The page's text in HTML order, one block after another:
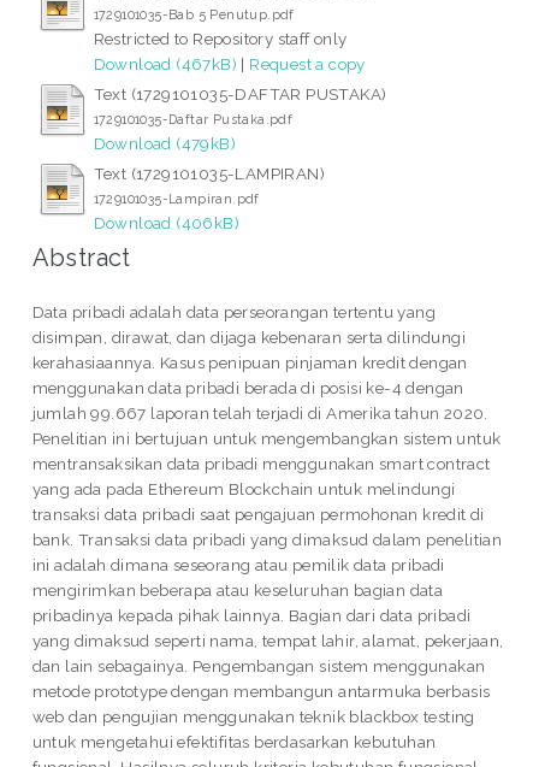
1729101035-Bab 5 Penutup.pdf
Restricted to Repository staff only
Download (467kB) | Request a copy
Text (1729101035-DAFTAR PUSTAKA)
1729101035-Daftar Pustaka.pdf
Download (479kB)
Text (1729101035-LAMPIRAN)
1729101035-Lampiran.pdf
Download (406kB)
Abstract
Data pribadi adalah data perseorangan tertentu yang
disimpan, dirawat, dan dijaga kebenaran serta dilindungi
kerahasiaannya. Kasus penipuan pinjaman kredit dengan
menggunakan data pribadi berada di posisi ke-4 dengan
jumlah 99.667 laporan telah terjadi di Amerika tahun 2020.
Penelitian ini bertujuan untuk mengembangkan sistem untuk
mentransaksikan data pribadi menggunakan smart contract
yang ada pada Ethereum Blockchain untuk melindungi
transaksi data pribadi saat pengajuan permohonan kredit di
bank. Transaksi data pribadi yang dimaksud dalam penelitian
ini adalah dimana seseorang atau pemilik data pribadi
mengirimkan beberapa atau keseluruhan bagian data
pribadinya kepada pihak lainnya. Bagian dari data pribadi
yang dimaksud seperti nama, tempat lahir, alamat, pekerjaan,
dan lain sebagainya. Pengembangan sistem menggunakan
metode prototype dengan membangun antarmuka berbasis
web dan pengujian menggunakan teknik blackbox testing
untuk mengetahui efektifitas berdasarkan kebutuhan